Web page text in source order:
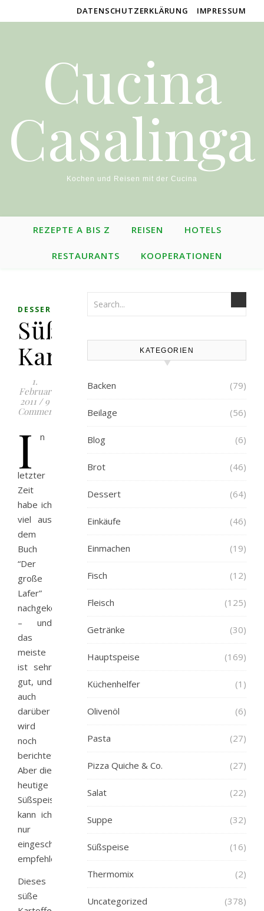
DATENSCHUTZERKLÄRUNG IMPRESSUM
Cucina
Casalinga
Kochen und Reisen mit der Cucina
REZEPTE A BIS Z REISEN HOTELS
RESTAURANTS KOOPERATIONEN
DESSERT
Süßes
Kartoffelgratin
1.
Februar
2011 / 9
Comments
I n
letzter
Zeit
habe ich
viel aus
dem
Buch
“Der
große
Lafer”
nachgekocht
– und
das
meiste
ist sehr
gut, und
auch
darüber
wird
noch
berichtet.
Aber die
heutige
Süßspeise
kann ich
nur
eingeschränkt
empfehlen:
Dieses
süße
KATEGORIEN
Backen (79)
Beilage (56)
Blog (6)
Brot (46)
Dessert (64)
Einkäufe (46)
Einmachen (19)
Fisch (12)
Fleisch (125)
Getränke (30)
Hauptspeise (169)
Küchenhelfer (1)
Olivenöl (6)
Pasta (27)
Pizza Quiche & Co. (27)
Salat (22)
Suppe (32)
Süßspeise (16)
Thermomix (2)
Uncategorized (378)